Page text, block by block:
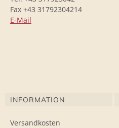
Fax +43 31792304214
E-Mail
INFORMATION
Versandkosten